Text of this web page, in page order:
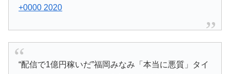
+0000 2020
“配信で1億円稼いだ”福岡みなみ「本当に悪質」タイ